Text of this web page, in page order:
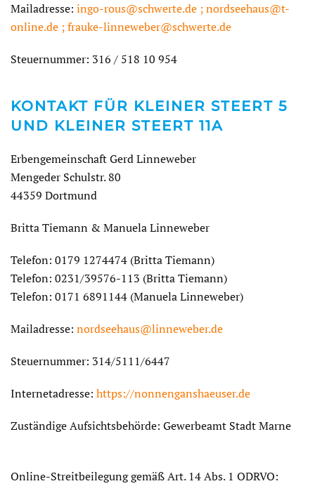
Mailadresse: ingo-rous@schwerte.de ;nordseehaus@t-
online.de ; frauke-linneweber@schwerte.de
Steuernummer: 316 / 518 10 954
KONTAKT FÜR KLEINER STEERT 5
UND KLEINER STEERT 11A
Erbengemeinschaft Gerd Linneweber
Mengeder Schulstr. 80
44359 Dortmund
Britta Tiemann & Manuela Linneweber
Telefon: 0179 1274474 (Britta Tiemann)
Telefon: 0231/39576-113 (Britta Tiemann)
Telefon: 0171 6891144 (Manuela Linneweber)
Mailadresse: nordseehaus@linneweber.de
Steuernummer: 314/5111/6447
Internetadresse: https://nonnenganshaeuser.de
Zuständige Aufsichtsbehörde: Gewerbeamt Stadt Marne
Online-Streitbeilegung gemäß Art. 14 Abs. 1 ODRVO: